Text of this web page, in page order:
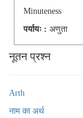
Minuteness
पर्यायः : अणुता
नूतन प्रश्न
Arth
नाम का अर्थ